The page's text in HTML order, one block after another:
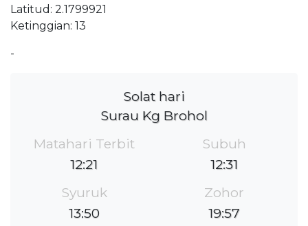
Latitud: 2.1799921
Ketinggian: 13
-
Solat hari
Surau Kg Brohol
Matahari Terbit
12:21
Subuh
12:31
Syuruk
13:50
Zohor
19:57